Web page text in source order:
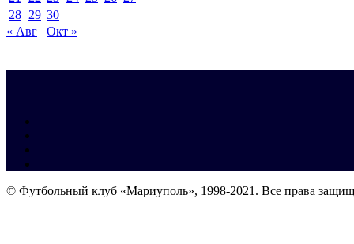
28 29 30
« Авг
Окт »
© Футбольный клуб «Мариуполь», 1998-2021. Все права